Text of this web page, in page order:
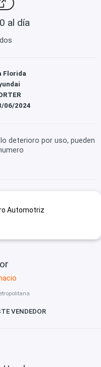
al día
Florida
06/2024
deterioro por uso, pueden
Automotriz
VENDEDOR